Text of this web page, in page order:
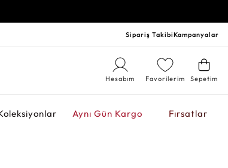
Sipariş TakibiKampanyalar
Sepetim
Favorilerim
Hesabım
Aynı Gün Kargo Fırsatlar